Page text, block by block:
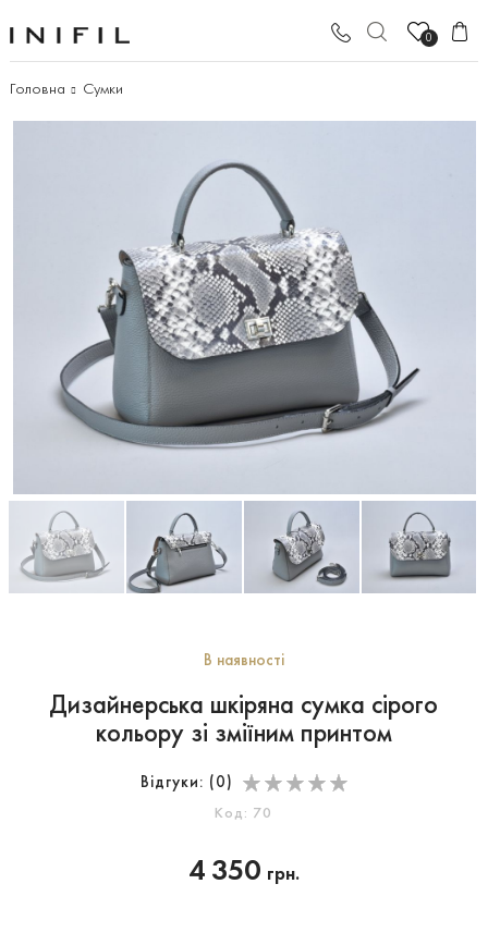
0
Головна Сумки
В наявності
Дизайнерська шкіряна сумка сірого
кольору зі зміїним принтом
Відгуки: ( 0 )
Код: 70
4 350 грн.